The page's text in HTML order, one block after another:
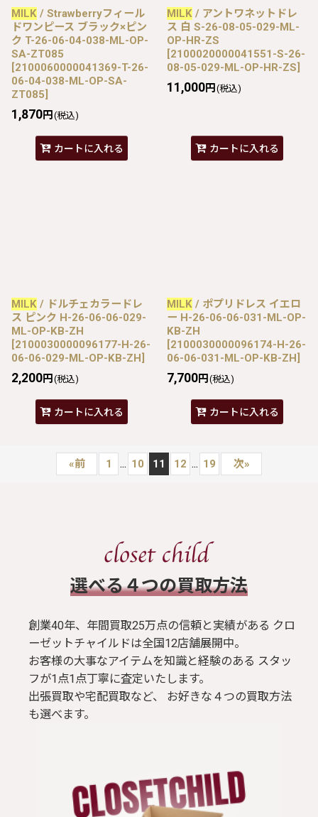
MILK / Strawberryフィール
ドワンピース ブラック×ピン
ク T-26-06-04-038-ML-OP-
SA-ZT085
[2100060000041369-T-26-
06-04-038-ML-OP-SA-
ZT085]
1,870円 (税込)
カートに入れる
MILK / アントワネットドレ
ス 白 S-26-08-05-029-ML-
OP-HR-ZS
[2100020000041551-S-26-
08-05-029-ML-OP-HR-ZS]
11,000円 (税込)
カートに入れる
MILK / ドルチェカラードレ
ス ピンク H-26-06-06-029-
ML-OP-KB-ZH
[2100030000096177-H-26-
06-06-029-ML-OP-KB-ZH]
2,200円 (税込)
カートに入れる
MILK / ポプリドレス イエロ
ー H-26-06-06-031-ML-OP-
KB-ZH
[2100030000096174-H-26-
06-06-031-ML-OP-KB-ZH]
7,700円 (税込)
カートに入れる
«前 1 ... 10 11 12 ... 19 次»
​選べる４つの買取方法
創業40年、年間買取25万点の信頼と実績がある クロ
ーゼットチャイルドは全国12店舗展開中。
お客様の大事なアイテムを知識と経験のある スタッ
フが1点1点丁寧に査定いたします。
出張買取や宅配買取など、 お好きな４つの買取方法
も選べます。